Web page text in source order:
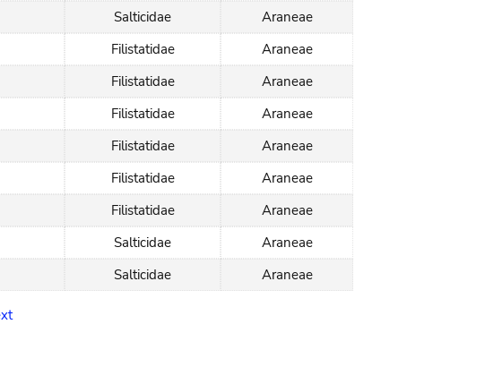
Salticidae
Araneae
Filistatidae
Araneae
Filistatidae
Araneae
Filistatidae
Araneae
Filistatidae
Araneae
Filistatidae
Araneae
Filistatidae
Araneae
Salticidae
Araneae
Salticidae Araneae